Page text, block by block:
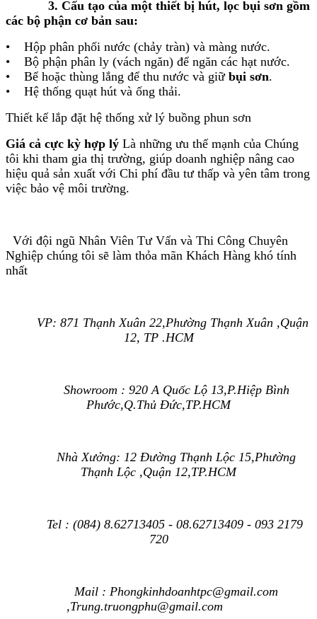
3. Cấu tạo của một thiết bị hút, lọc bụi sơn gồm
các bộ phận cơ bản sau:
• Hộp phân phối nước (chảy tràn) và màng nước.
• Bộ phận phân ly (vách ngăn) để ngăn các hạt nước.
• Bể hoặc thùng lắng để thu nước và giữ bụi sơn.
• Hệ thống quạt hút và ống thải.
Thiết kế lắp đặt hệ thống xử lý buồng phun sơn
Giá cả cực kỳ hợp lý Là những ưu thế mạnh của Chúng
tôi khi tham gia thị trường, giúp doanh nghiệp nâng cao
hiệu quả sản xuất với Chi phí đầu tư thấp và yên tâm trong
việc bảo vệ môi trường.
Với đội ngũ Nhân Viên Tư Vấn và Thi Công Chuyên
Nghiệp chúng tôi sẽ làm thỏa mãn Khách Hàng khó tính
nhất
VP: 871 Thạnh Xuân 22,Phường Thạnh Xuân ,Quận
12, TP .HCM
Showroom : 920 A Quốc Lộ 13,P.Hiệp Bình
Phước,Q.Thủ Đức,TP.HCM
Nhà Xưởng: 12 Đường Thạnh Lộc 15,Phường
Thạnh Lộc ,Quận 12,TP.HCM
Tel : (084) 8.62713405 - 08.62713409 - 093 2179
720
Mail : Phongkinhdoanhtpc@gmail.com
,Trung.truongphu@gmail.com